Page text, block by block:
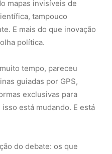
mapas invisíveis de
tampouco
E mais do que inovação
política.
tempo, pareceu
guiadas por GPS,
exclusivas para
está mudando. E está
do debate: os que